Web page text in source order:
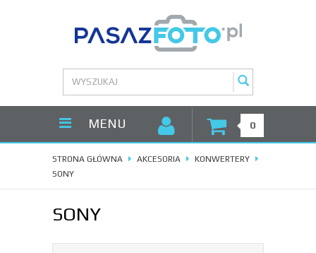
MENU 0
STRONA GŁÓWNA AKCESORIA
KONWERTERY
SONY
SONY